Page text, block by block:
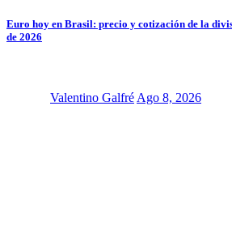
Euro hoy en Brasil: precio y cotización de la
de 2026
Valentino Galfré Ago 8, 2026